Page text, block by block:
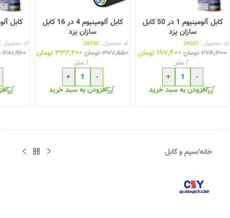
کابل آلومینیوم 1 در 50 کابل
سازان یزد
کد محصول : 24321
۲۲۴,۳۰۰ تومان ۱۹۷,۴۰۰ تومان
متر
-
+
افزودن به سبد خرید
کابل آلومینیوم 4 در 16 کابل
سازان یزد
کد محصول : 24330
۳۷۷,۵۵۰ تومان ۳۳۲,۲۰۰ تومان
متر
-
+
افزودن به سبد خرید
کد محصول
۳۸۱,۹۶۰
خانه/سیم و کابل